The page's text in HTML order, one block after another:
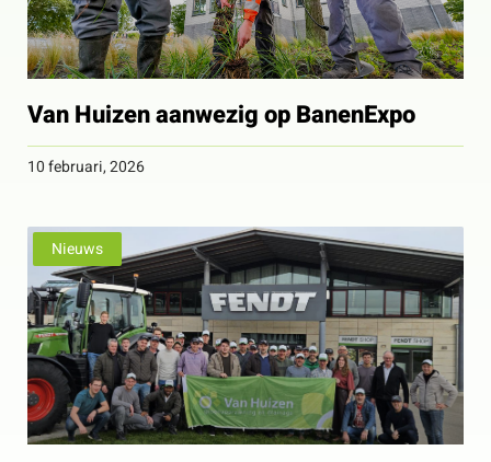
Van Huizen aanwezig op BanenExpo
10 februari, 2026
Nieuws